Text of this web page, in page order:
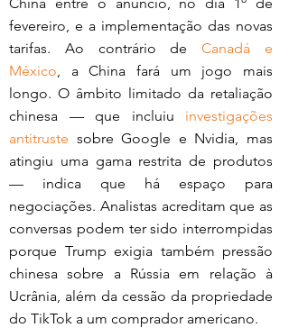
fevereiro, e a implementação das novas
tarifas. Ao contrário de Canadá e
México, a China fará um jogo mais
longo. O âmbito limitado da retaliação
chinesa — que incluiu investigações
antitruste sobre Google e Nvidia, mas
atingiu uma gama restrita de produtos
— indica que há espaço para
negociações. Analistas acreditam que as
conversas podem ter sido interrompidas
porque Trump exigia também pressão
chinesa sobre a Rússia em relação à
Ucrânia, além da cessão da propriedade
do TikTok a um comprador americano.